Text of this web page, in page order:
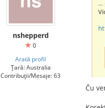
nshepperd
0
Arată profil
Țară: Australia
Contribuții/Mesaje: 63
Ĉu